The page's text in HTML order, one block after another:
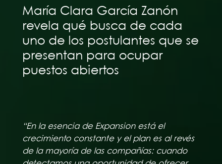
María Clara García Zanón
revela qué busca de cada
uno de los postulantes que se
presentan para ocupar
puestos abiertos
“En la esencia de Expansion está el
crecimiento constante y el plan es al revés
de la mayoría de las compañías: cuando